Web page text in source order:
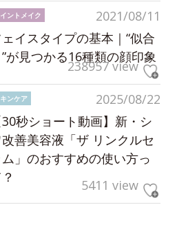
2021/08/11
ントメイク
ェイスタイプの基本｜“似合
”が見つかる16種類の顔印象
238957 view
2025/08/22
ンケア
30秒ショート動画】新・シ
改善美容液「ザ リンクルセ
ム」のおすすめの使い方っ
5411 view